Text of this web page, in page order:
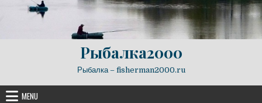
Рыбалка2000
Рыбалка – fisherman2000.ru
MENU